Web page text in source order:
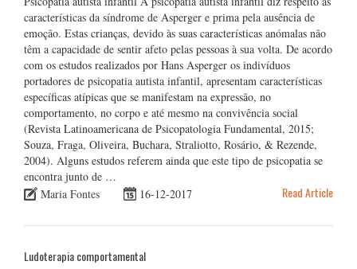
características da síndrome de Asperger e prima pela ausência de
emoção. Estas crianças, devido às suas características anómalas não
têm a capacidade de sentir afeto pelas pessoas à sua volta. De acordo
com os estudos realizados por Hans Asperger os indivíduos
portadores de psicopatia autista infantil, apresentam características
específicas atípicas que se manifestam na expressão, no
comportamento, no corpo e até mesmo na convivência social
(Revista Latinoamericana de Psicopatologia Fundamental, 2015;
Souza, Fraga, Oliveira, Buchara, Straliotto, Rosário, & Rezende,
2004). Alguns estudos referem ainda que este tipo de psicopatia se
encontra junto de …
Maria Fontes
16-12-2017 Read Article
Ludoterapia comportamental